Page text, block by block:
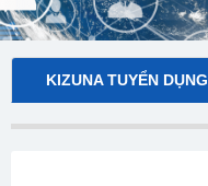
KIZUNA TUYỂN DỤNG